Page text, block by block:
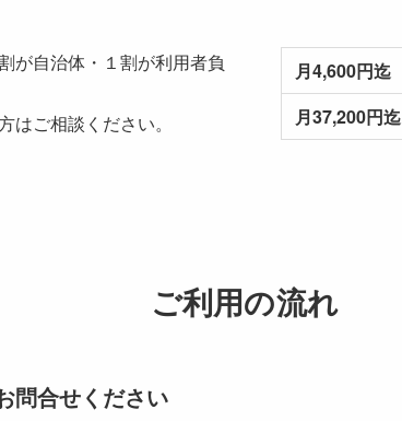
が自治体・１割が利用者負
はご相談ください。
月4,600円迄
月37,200円迄
ご利用の流れ
問合せください